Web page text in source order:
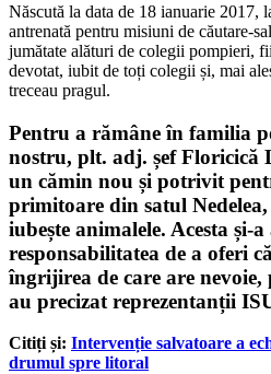
Născută la data de 18 ianuarie
antrenată pentru misiuni de căutare-
jumătate alături de colegii pompieri,
devotat, iubit de toți colegii și, mai
treceau pragul.
Pentru a rămâne în familia
nostru, plt. adj. șef Floricică
un cămin nou și potrivit
primitoare din satul
iubește animalele. Acesta și-
responsabilitatea de a oferi
îngrijirea de care are nevoie,
au precizat reprezentanții
Citiți și: Intervenție salvatoare a
drumul spre litoral